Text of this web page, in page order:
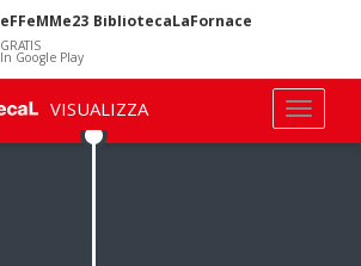
eFFeMMe23 BibliotecaLaFornace
GRATIS
In Google Play
VISUALIZZA